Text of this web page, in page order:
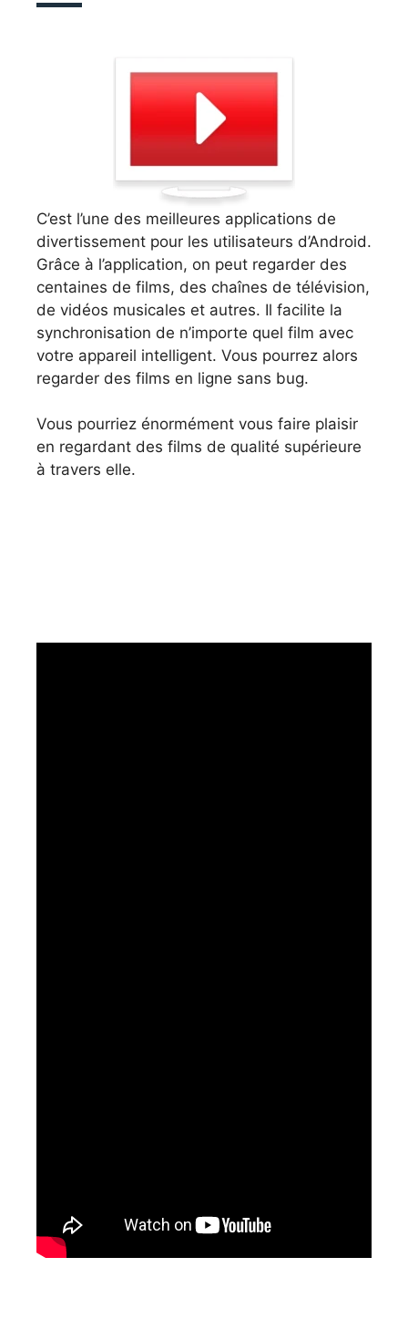
C’est l’une des meilleures applications de
divertissement pour les utilisateurs d’Android.
Grâce à l’application, on peut regarder des
centaines de films, des chaînes de télévision,
de vidéos musicales et autres. Il facilite la
synchronisation de n’importe quel film avec
votre appareil intelligent. Vous pourrez alors
regarder des films en ligne sans bug.
Vous pourriez énormément vous faire plaisir
en regardant des films de qualité supérieure
à travers elle.